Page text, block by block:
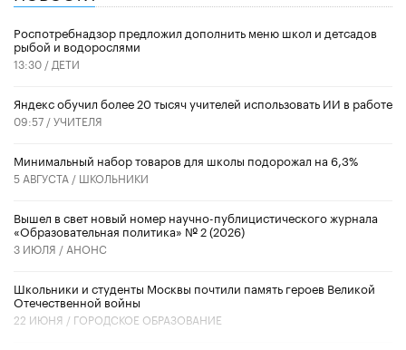
Роспотребнадзор предложил дополнить меню школ и детсадов
рыбой и водорослями
13:30 / ДЕТИ
​Яндекс обучил более 20 тысяч учителей использовать ИИ в работе
09:57 /УЧИТЕЛЯ
Минимальный набор товаров для школы подорожал на 6,3%
5 АВГУСТА / ШКОЛЬНИКИ
Вышел в свет новый номер научно-публицистического журнала
«Образовательная политика» № 2 (2026)
3 ИЮЛЯ / АНОНС
Школьники и студенты Москвы почтили память героев Великой
Отечественной войны
22 ИЮНЯ / ГОРОДСКОЕ ОБРАЗОВАНИЕ